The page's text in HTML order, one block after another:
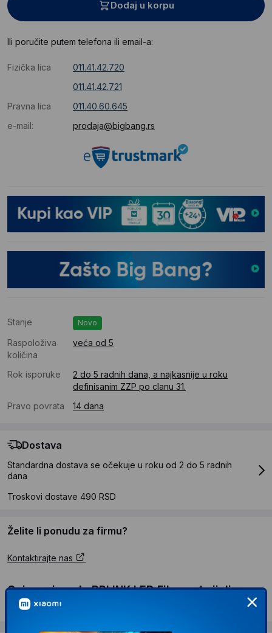
Dodaj u korpu
Ili poručite putem telefona ili email-a:
Fizička lica
011.41.42.720
011.41.42.721
Pravna lica
011.40.60.645
e-mail:
prodaja@bigbang.rs
Stanje Novo
Raspoloživa
količina
veća od 5
Rok isporuke
2 do 5 radnih dana, a najkasnije u roku
definisanim ZZP po clanu 31.
Pravo povrata
14 dana
Dostava
Standardna dostava se očekuje u roku od 2 do 5 radnih
dana
Troskovi dostave 490 RSD
Želite li ponudu za firmu?
Kontaktirajte nas
Opis proizvoda BBLINK LED Filament sijalica
A60 8W E27 2700K Opal